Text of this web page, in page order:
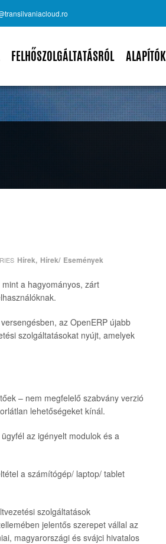
FELHŐSZOLGÁLTATÁSRÓL ALAPÍTÓK
Hírek, Hírek/ Események
a hagyományos, zárt
az OpenERP újabb
szolgáltatásokat nyújt, amelyek
– nem megfelelő szabvány verzió
lehetőségeket kínál.
az igényelt modulok és a
a számítógép/ laptop/ tablet
szolgáltatások
jelentős szerepet vállal az
magyarországi és svájci hivatalos